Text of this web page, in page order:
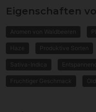
Eigenschaften
Aromen von Waldbeeren
Haze Produktive Sorten
Sativa-Indica
Fruchtiger Geschmack